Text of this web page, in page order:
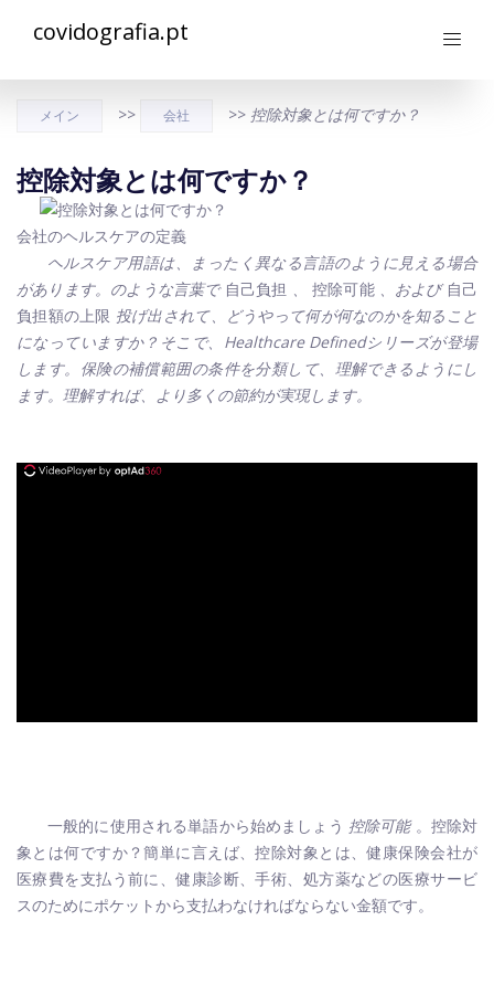
covidografia.pt
メイン >> 会社 >> 控除対象とは何ですか？
控除対象とは何ですか？
会社のヘルスケアの定義
ヘルスケア用語は、まったく異なる言語のように見える場合
があります。のような言葉で 自己負担 、 控除可能 、および 自己
負担額の上限 投げ出されて、どうやって何が何なのかを知ること
になっていますか？そこで、Healthcare Definedシリーズが登場
します。保険の補償範囲の条件を分類して、理解できるようにし
ます。理解すれば、より多くの節約が実現します。
一般的に使用される単語から始めましょう 控除可能 。控除対
象とは何ですか？簡単に言えば、控除対象とは、健康保険会社が
医療費を支払う前に、健康診断、手術、処方薬などの医療サービ
スのためにポケットから支払わなければならない金額です。